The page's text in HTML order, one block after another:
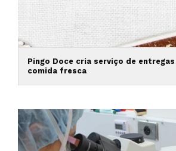
Pingo Doce cria serviço de
comida fresca